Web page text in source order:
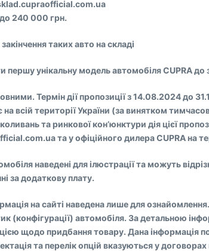
240 000 грн.
таких авто на складі
унікальну модель автомобіля CUPRA до
Термін дії пропозиції з 14.08.2024 до
всій території України (за винятком
та ринкової кон’юнктури дія цієї
та у офіційного дилера CUPRA на
наведені для ілюстрації та можуть
за додаткову плату.
на сайті наведена лише для
(конфігурації) автомобіля. За детальною
щодо придбання товару. Дана інформація
та перелік опцій вказуються у